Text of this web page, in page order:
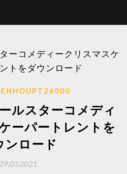
ーコメディークリスマスケ
トをダウンロード
ルスターコメディ
ーパートレントを
ンロード
29.03.2021